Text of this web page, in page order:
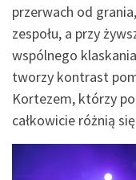
przerwach od
zespołu, a przy
wspólnego
tworzy kontrast
Kortezem, którzy
całkowicie różnią